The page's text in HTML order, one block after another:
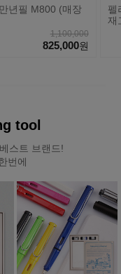
년필 M800 (매장
1,100,000
825,000원
펠
재
tool
스트 브랜드!
번에